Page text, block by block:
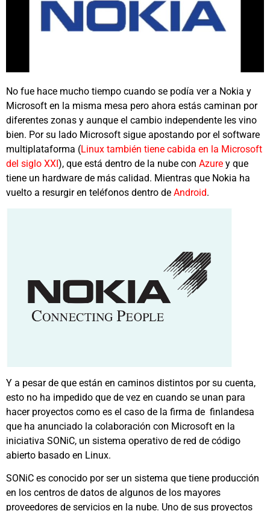
No fue hace mucho tiempo cuando se podía ver a Nokia y
Microsoft en la misma mesa pero ahora estás caminan por
diferentes zonas y aunque el cambio independente les vino
bien. Por su lado Microsoft sigue apostando por el software
multiplataforma (Linux también tiene cabida en la Microsoft
del siglo XXI), que está dentro de la nube con Azure y que
tiene un hardware de más calidad. Mientras que Nokia ha
vuelto a resurgir en teléfonos dentro de Android.
Y a pesar de que están en caminos distintos por su cuenta,
esto no ha impedido que de vez en cuando se unan para
hacer proyectos como es el caso de la firma de finlandesa
que ha anunciado la colaboración con Microsoft en la
iniciativa SONiC, un sistema operativo de red de código
abierto basado en Linux.
SONiC es conocido por ser un sistema que tiene producción
en los centros de datos de algunos de los mayores
proveedores de servicios en la nube. Uno de sus proyectos